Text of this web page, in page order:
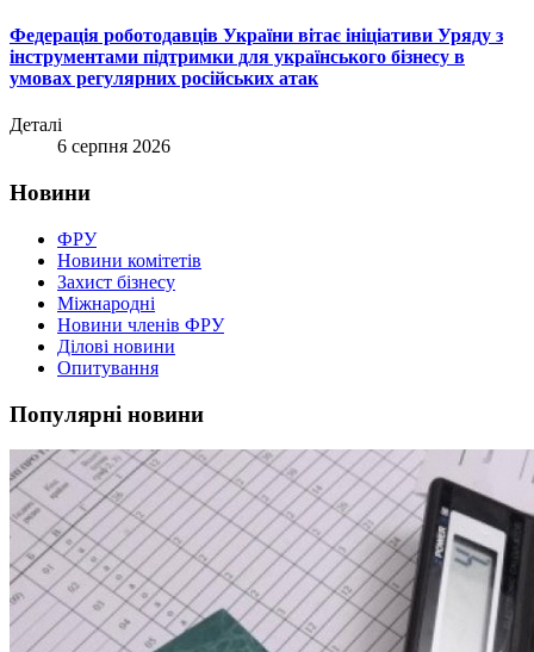
Федерація роботодавців України вітає ініціативи Уряду з
інструментами підтримки для українського бізнесу в
умовах регулярних російських атак
Деталі
6 серпня 2026
Новини
ФРУ
Новини комітетів
Захист бізнесу
Міжнародні
Новини членів ФРУ
Ділові новини
Опитування
Популярні новини